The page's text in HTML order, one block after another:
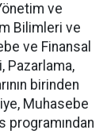
ve
Bilimleri ve
ve Finansal
Pazarlama,
birinden
Muhasebe
programından